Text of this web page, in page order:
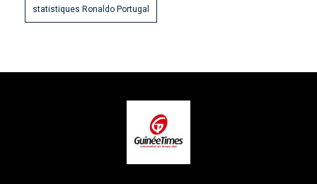
statistiques Ronaldo Portugal